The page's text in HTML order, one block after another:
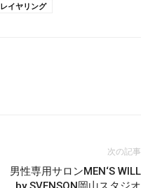
レイヤリング
次の記事
男性専用サロンMEN‘S WILL